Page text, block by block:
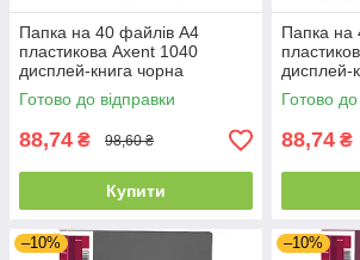
Папка на 40 файлів А4
пластикова Axent 1040
дисплей-книга чорна
Готово до відправки
88,74 ₴ 98,60 ₴
Купити
Папка на
дисплей-
Готово до
88,74 ₴
–10% –10%